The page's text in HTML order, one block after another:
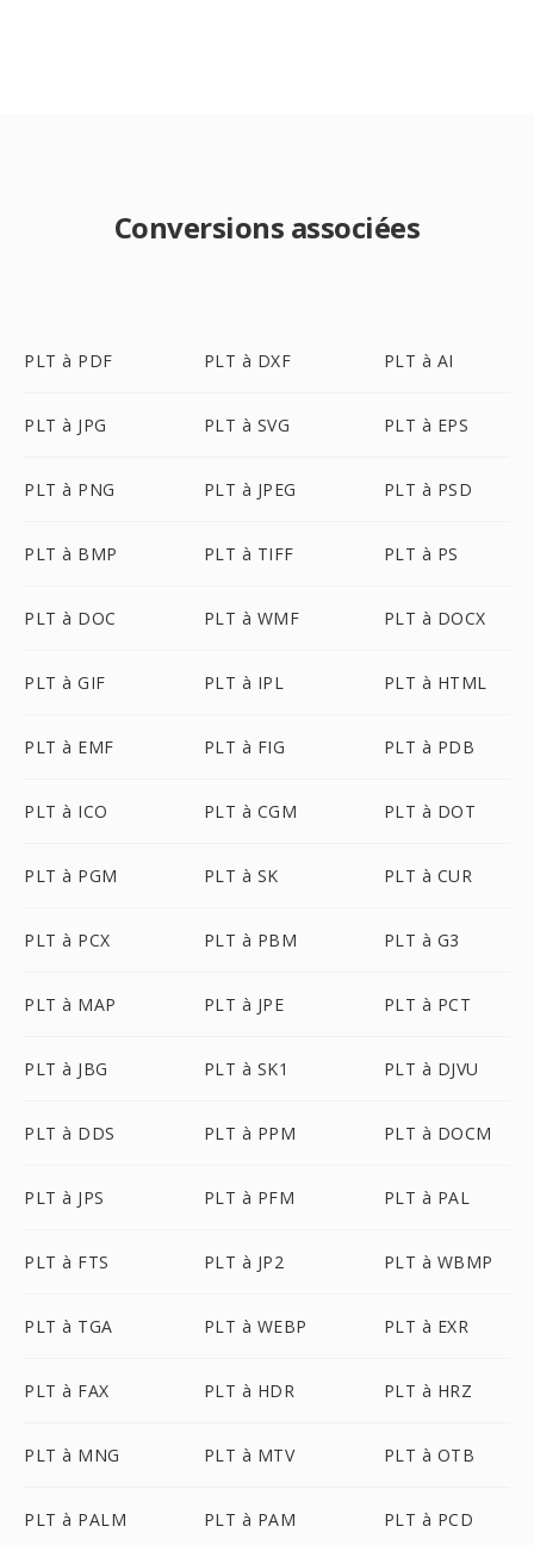
Conversions associées
PLT à PDF PLT à DXF PLT à AI
PLT à JPG PLT à SVG PLT à EPS
PLT à PNG PLT à JPEG PLT à PSD
PLT à BMP PLT à TIFF PLT à PS
PLT à DOC PLT à WMF PLT à DOCX
PLT à GIF PLT à IPL PLT à HTML
PLT à EMF PLT à FIG PLT à PDB
PLT à ICO PLT à CGM PLT à DOT
PLT à PGM PLT à SK PLT à CUR
PLT à PCX PLT à PBM PLT à G3
PLT à MAP PLT à JPE PLT à PCT
PLT à JBG PLT à SK1 PLT à DJVU
PLT à DDS PLT à PPM PLT à DOCM
PLT à JPS PLT à PFM PLT à PAL
PLT à FTS PLT à JP2 PLT à WBMP
PLT à TGA PLT à WEBP PLT à EXR
PLT à FAX PLT à HDR PLT à HRZ
PLT à MNG PLT à MTV PLT à OTB
PLT à PALM PLT à PAM PLT à PCD